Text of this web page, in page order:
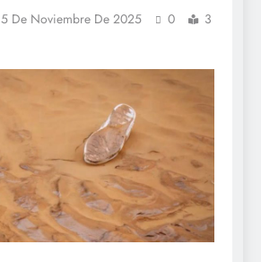
5 De Noviembre De 2025 0
3